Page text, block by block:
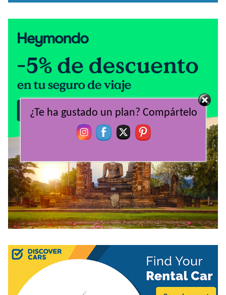
¿Te ha gustado un plan? Compártelo